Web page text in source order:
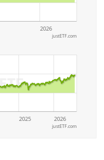
2026
justETF.com
2025 2026
justETF.com